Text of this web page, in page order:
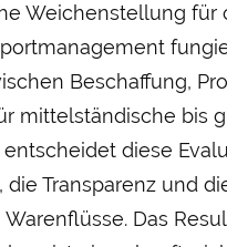
Weichen­stellung für
Beschaffung,
mittel­ständische bis
diese
die Transparenz und
Das